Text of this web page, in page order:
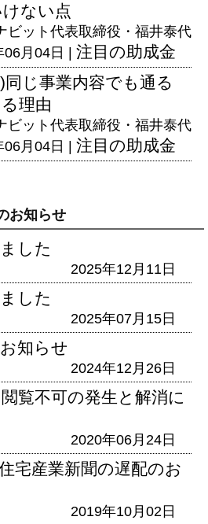
ない点
ビット代表取締役・福井泰代
06月04日 | 注目の助成金
じ事業内容でも通る
理由
ビット代表取締役・福井泰代
06月04日 | 注目の助成金
お知らせ
した
2025年12月11日
した
2025年07月15日
知らせ
2024年12月26日
覧不可の発生と解消に
2020年06月24日
宅産業新聞の遅配のお
2019年10月02日